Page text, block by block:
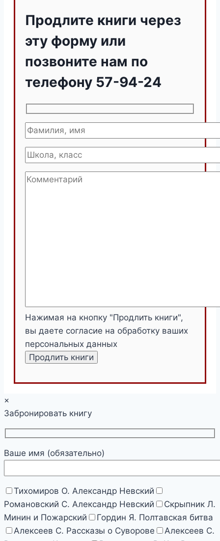
Продлите книги через
эту форму или
позвоните нам по
телефону 57-94-24
Нажимая на кнопку "Продлить книги",
вы даете согласие на обработку ваших
персональных данных
×
Забронировать книгу
Ваше имя (обязательно)
Тихомиров О. Александр Невский
Романовский С. Александр Невский
Скрыпник Л.
Минин и Пожарский
Гордин Я. Полтавская битва
Алексеев С. Рассказы о Суворове
Алексеев С.